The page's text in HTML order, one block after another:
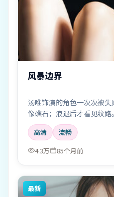
风暴边界
汤唯饰演的角色一次次被
像礁石；浪退后才看见纹路。
高清
流畅
4.3万
85个月前
最新